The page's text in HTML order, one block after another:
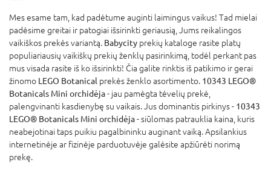
Mes esame tam, kad padėtume auginti laimingus vaikus! Tad mielai
padėsime greitai ir patogiai išsirinkti geriausią, Jums reikalingos
vaikiškos prekės variantą. Babycity prekių kataloge rasite platų
populiariausių vaikiškų prekių ženklų pasirinkimą, todėl perkant pas
mus visada rasite iš ko išsirinkti! Čia galite rinktis iš patikimo ir gerai
žinomo LEGO Botanical prekės ženklo asortimento. 10343 LEGO®
Botanicals Mini orchidėja- jau pamėgta tėvelių prekė,
palengvinanti kasdienybę su vaikais. Jus dominantis pirkinys - 10343
LEGO® Botanicals Mini orchidėja- siūlomas patrauklia kaina, kuris
neabejotinai taps puikiu pagalbininku auginant vaiką. Apsilankius
internetinėje ar fizinėje parduotuvėje galėsite apžiūrėti norimą
prekę.